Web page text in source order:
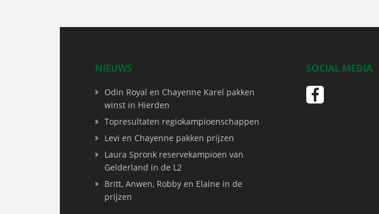
NIEUWS
Odin Royal en Chayenne Karel pakken
winst in Hierden
Topresultaten regiokampioenschappen
Levi en Chayenne pakken prijzen
Laura Spronk reservekampioen van
Gelderland in de L2
Britt, Anwen, Robby en Elaine in de
prijzen
SOCIAL MEDIA